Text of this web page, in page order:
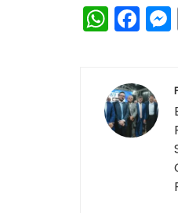
W
h
ts
A
p
F
a
e
b
o
de
Post